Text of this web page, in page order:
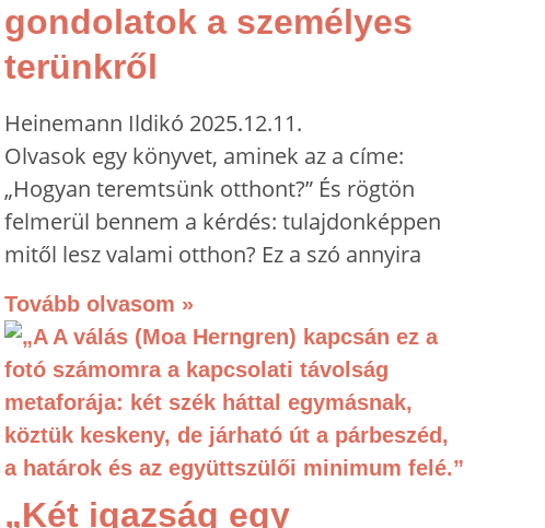
gondolatok a személyes
terünkről
Heinemann Ildikó 2025.12.11.
Olvasok egy könyvet, aminek az a címe:
„Hogyan teremtsünk otthont?” És rögtön
felmerül bennem a kérdés: tulajdonképpen
mitől lesz valami otthon? Ez a szó annyira
Tovább olvasom »
„Két igazság egy